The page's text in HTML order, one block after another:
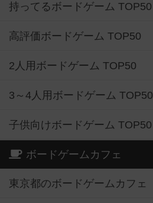
持ってるボードゲーム TOP50
高評価ボードゲーム TOP50
2人用ボードゲーム TOP50
3～4人用ボードゲーム TOP50
子供向けボードゲーム TOP50
ボードゲームカフェ
東京都のボードゲームカフェ